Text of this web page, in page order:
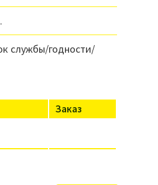
службы/годности/
Заказ